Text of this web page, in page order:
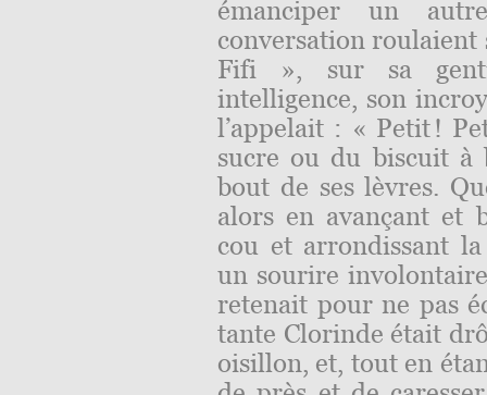
émanciper un
conversation roulaient
Fifi », sur sa
intelligence, son
l’appelait : « Petit !
sucre ou du biscuit à
bout de ses lèvres.
alors en avançant et
cou et arrondissant
un sourire
retenait pour ne pas
tante Clorinde était
oisillon, et, tout en